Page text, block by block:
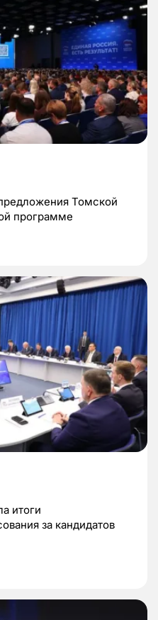
Томской
программе
итоги
за кандидатов